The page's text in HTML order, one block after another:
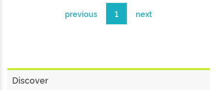
previous 1 next
Discover